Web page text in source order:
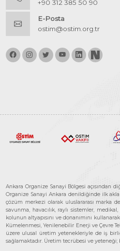
+90 312 385 50 90
E-Posta
ostim@ostim.org.tr
Ankara Organize Sanayi Bölgesi açısından
Organize Sanayi Ankara denildiğinde ilk akla
çözüm merkezi olarak uluslararası marka
savunma, havacılık, raylı sistemler,
kolunun altyapısını ve donanımını
Kümelenmesi, Yenilenebilir Enerji ve Çevre
üzere ulusal üretim yetenekleriyle de iş
sağlamaktadır. Üretim tecrübesi ve